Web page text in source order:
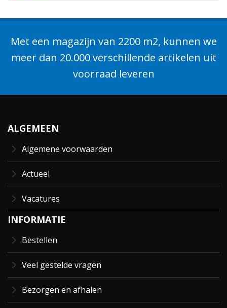
Met een magazijn van 2200 m2, kunnen we
meer dan 20.000 verschillende artikelen uit
voorraad leveren
ALGEMEEN
Algemene voorwaarden
Actueel
Vacatures
INFORMATIE
Bestellen
Veel gestelde vragen
Bezorgen en afhalen